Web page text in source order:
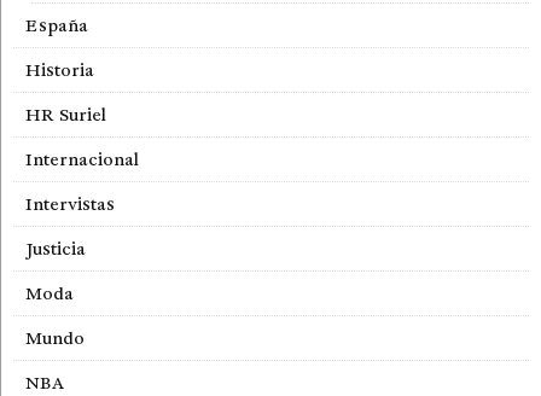
España
Historia
HR Suriel
Internacional
Intervistas
Justicia
Moda
Mundo
NBA